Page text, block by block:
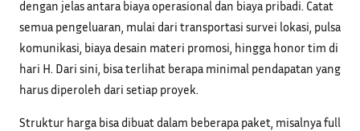
dengan jelas antara biaya operasional dan biaya pribadi. Catat
semua pengeluaran, mulai dari transportasi survei lokasi, pulsa
komunikasi, biaya desain materi promosi, hingga honor tim di
hari H. Dari sini, bisa terlihat berapa minimal pendapatan yang
harus diperoleh dari setiap proyek.
Struktur harga bisa dibuat dalam beberapa paket, misalnya full